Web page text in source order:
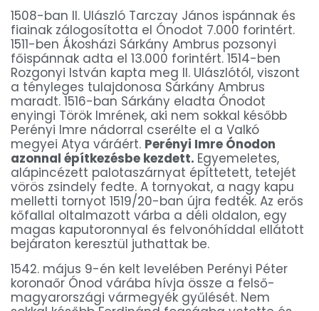
1508-ban II. Ulászló Tarczay János ispánnak és
fiainak zálogosította el Ónodot 7.000 forintért.
1511-ben Ákosházi Sárkány Ambrus pozsonyi
főispánnak adta el 13.000 forintért. 1514-ben
Rozgonyi István kapta meg II. Ulászlótól, viszont
a tényleges tulajdonosa Sárkány Ambrus
maradt. 1516-ban Sárkány eladta Ónodot
enyingi Török Imrének, aki nem sokkal később
Perényi Imre nádorral cserélte el a Valkó
megyei Atya váráért. Perényi Imre Ónodon
azonnal építkezésbe kezdett. Egyemeletes,
alápincézett palotaszárnyat építtetett, tetejét
vörös zsindely fedte. A tornyokat, a nagy kapu
melletti tornyot 1519/20-ban újra fedték. Az erős
kőfallal oltalmazott várba a déli oldalon, egy
magas kaputoronnyal és felvonóhíddal ellátott
bejáraton keresztül juthattak be.
1542. május 9-én kelt levelében Perényi Péter
koronaőr Ónod várába hívja össze a felső-
magyarországi vármegyék gyűlését. Nem